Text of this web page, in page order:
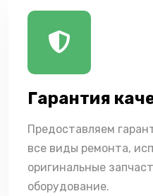
Гарантия
Предоставляем
все виды ремонта,
оригинальные
оборудование.